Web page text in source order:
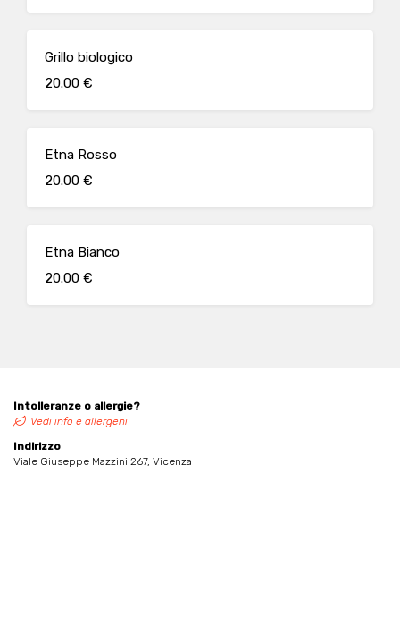
Grillo biologico
20.00 €
Etna Rosso
20.00 €
Etna Bianco
20.00 €
Intolleranze o allergie?
Vedi info e allergeni
Indirizzo
Viale Giuseppe Mazzini 267, Vicenza